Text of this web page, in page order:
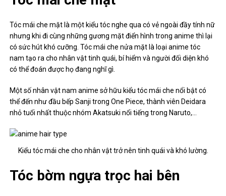
Tóc mái che mặt là một kiểu tóc nghe qua có vẻ ngoài đầy tính nữ
nhưng khi đi cùng những gương mặt điển hình trong anime thì lại
có sức hút khó cưỡng. Tóc mái che nửa mặt là loại anime tóc
nam tạo ra cho nhân vật tinh quái, bí hiểm và người đối diện khó
có thể đoán được họ đang nghĩ gì.
Một số nhân vật nam anime sở hữu kiểu tóc mái che nổi bật có
thể đến như đầu bếp Sanji trong One Piece, thành viên Deidara
nhỏ tuổi nhất thuộc nhóm Akatsuki nổi tiếng trong Naruto,…
Kiểu tóc mái che cho nhân vật trở nên tinh quái và khó lường.
Tóc bờm ngựa trọc hai bên